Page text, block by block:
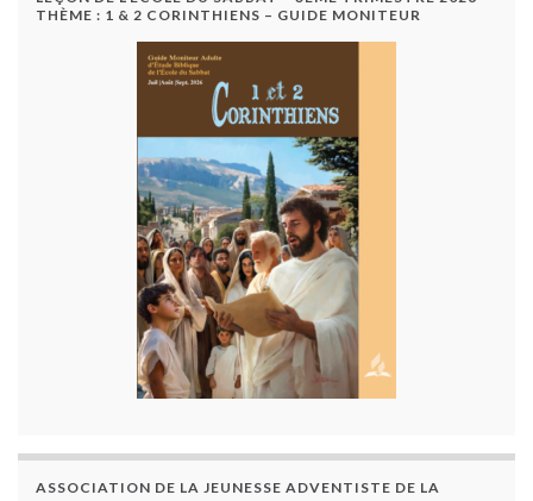
THÈME : 1 & 2 CORINTHIENS – GUIDE MONITEUR
ASSOCIATION DE LA JEUNESSE ADVENTISTE DE LA